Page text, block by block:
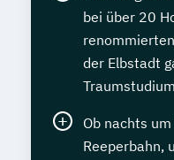
bei über 20
der Elbstadt
Traumstudium
Ob nachts
Reeperbahn,